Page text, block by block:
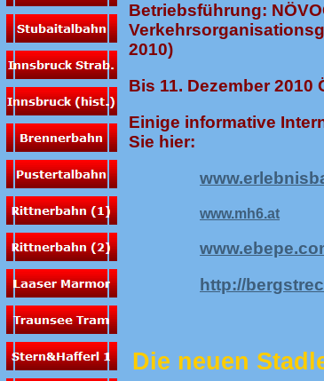
Betriebsführung:
2010)
Bis 11. Dezember
Einige informative
Sie hier:
www.mh6.at
http://
Die neuen